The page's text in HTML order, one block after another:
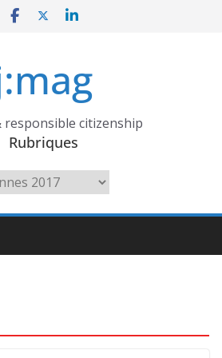
responsible citizenship
Rubriques